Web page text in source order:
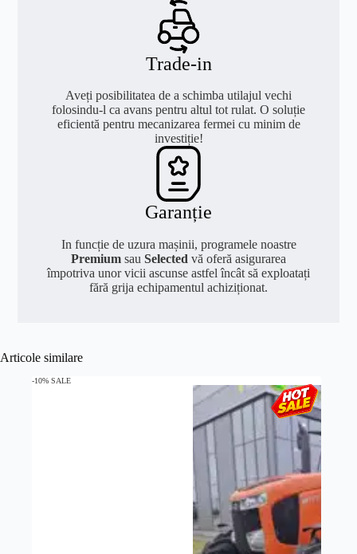
Trade-in
Aveți posibilitatea de a schimba utilajul vechi
folosindu-l ca avans pentru altul tot rulat. O soluție
eficientă pentru mecanizarea fermei cu minim de
investiție!
Garanție
In funcție de uzura mașinii, programele noastre
Premium sau Selected vă oferă asigurarea
împotriva unor vicii ascunse astfel încât să exploatați
fără grija echipamentul achiziționat.
Articole similare
-10% SALE